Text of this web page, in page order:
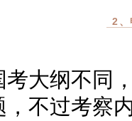
2、
纲不同，
不过考察